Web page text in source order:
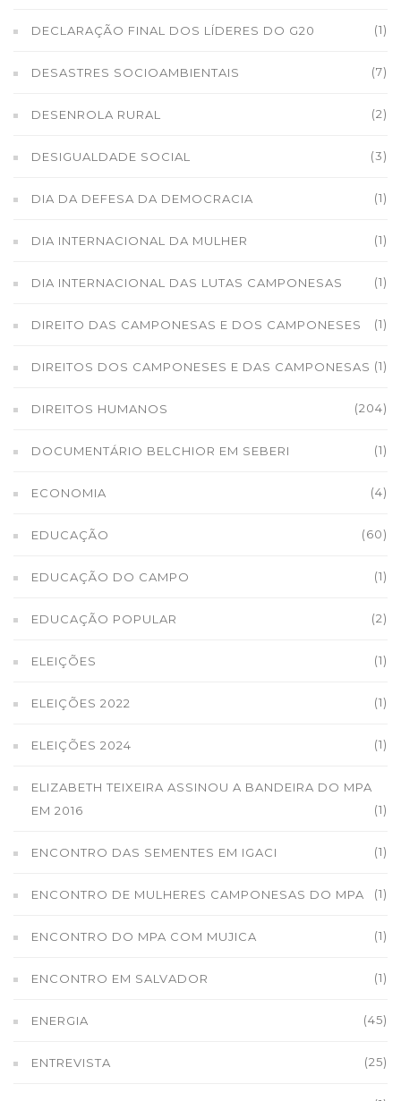
DECLARAÇÃO FINAL DOS LÍDERES DO G20 (1)
DESASTRES SOCIOAMBIENTAIS (7)
DESENROLA RURAL (2)
DESIGUALDADE SOCIAL (3)
DIA DA DEFESA DA DEMOCRACIA (1)
DIA INTERNACIONAL DA MULHER (1)
DIA INTERNACIONAL DAS LUTAS CAMPONESAS (1)
DIREITO DAS CAMPONESAS E DOS CAMPONESES (1)
DIREITOS DOS CAMPONESES E DAS CAMPONESAS (1)
DIREITOS HUMANOS (204)
DOCUMENTÁRIO BELCHIOR EM SEBERI (1)
ECONOMIA (4)
EDUCAÇÃO (60)
EDUCAÇÃO DO CAMPO (1)
EDUCAÇÃO POPULAR (2)
ELEIÇÕES (1)
ELEIÇÕES 2022 (1)
ELEIÇÕES 2024 (1)
ELIZABETH TEIXEIRA ASSINOU A BANDEIRA DO MPA
EM 2016
(1)
ENCONTRO DAS SEMENTES EM IGACI (1)
ENCONTRO DE MULHERES CAMPONESAS DO MPA (1)
ENCONTRO DO MPA COM MUJICA (1)
ENCONTRO EM SALVADOR (1)
ENERGIA (45)
ENTREVISTA (25)